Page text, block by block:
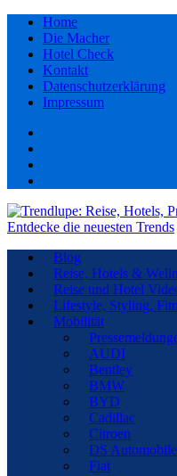
Home
Die Macher
Hotel Check
Kontakt
Datenschutzerklärung
Impressum
Blog
Reise, Hotels &
Reise und Hotel
Lifestyle, Styling,
Mobilität
AUDI
Bentley
BMW
BYD
Cadillac
Citroen
DS
Fiat